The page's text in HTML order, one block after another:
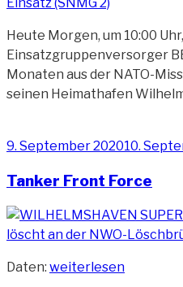
Heute Morgen, um 10:00
Einsatzgruppenversorger
Monaten aus der NATO-
seinen Heimathafen
Veröffentlicht
9. September 202010.
Tanker Front Force
Daten: „Tanker
weiterlesen